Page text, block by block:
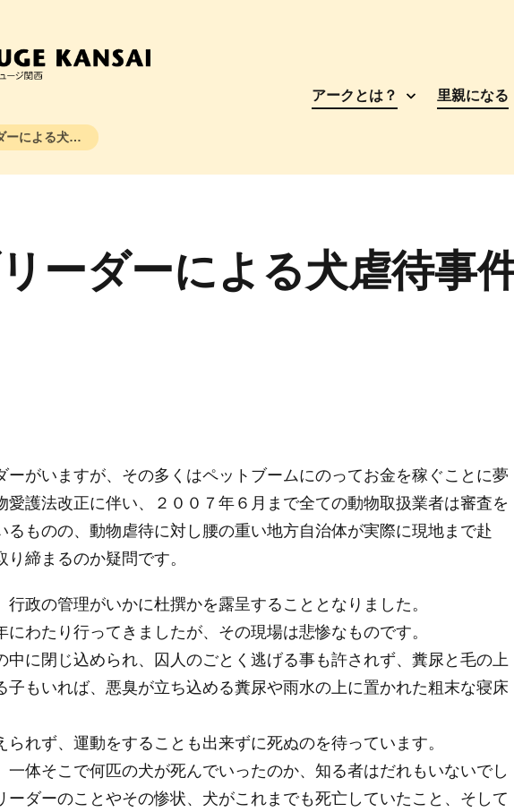
アークとは？ 里親になる
佐賀県のブリーダーによる犬虐待事件（１）
ーダーによる犬虐待事
ーがいますが、その多くはペットブームにのってお金を稼ぐことに夢
愛護法改正に伴い、２００７年６月まで全ての動物取扱業者は審査を
るものの、動物虐待に対し腰の重い地方自治体が実際に現地まで赴
締まるのか疑問です。
政の管理がいかに杜撰かを露呈することとなりました。
わたり行ってきましたが、その現場は悲惨なものです。
中に閉じ込められ、囚人のごとく逃げる事も許されず、糞尿と毛の上
子もいれば、悪臭が立ち込める糞尿や雨水の上に置かれた粗末な寝床
れず、運動をすることも出来ずに死ぬのを待っています。
一体そこで何匹の犬が死んでいったのか、知る者はだれもいないでし
ーダーのことやその惨状、犬がこれまでも死亡していたこと、そして